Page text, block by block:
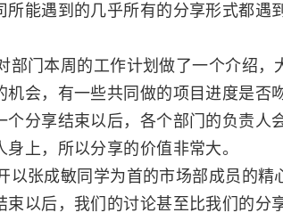
能遇到的几乎所有的分享形式都遇到
门本周的工作计划做了一个介绍，
会，有一些共同做的项目进度是否
分享结束以后，各个部门的负责人
上，所以分享的价值非常大。
张成敏同学为首的市场部成员的精
以后，我们的讨论甚至比我们的分